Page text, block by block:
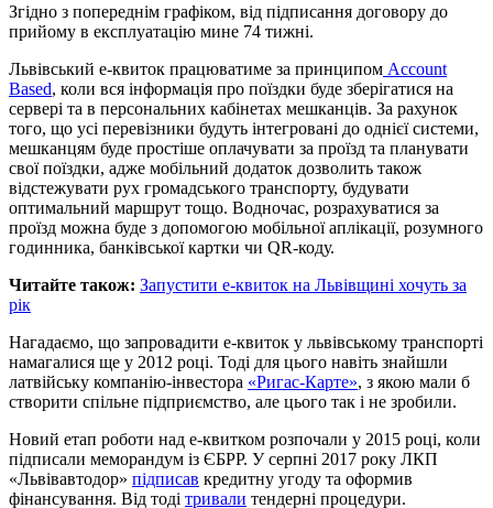
Згідно з попереднім графіком, від підписання договору до
прийому в експлуатацію мине 74 тижні.
Львівський е-квиток працюватиме за принципом Account
Based, коли вся інформація про поїздки буде зберігатися на
сервері та в персональних кабінетах мешканців. За рахунок
того, що усі перевізники будуть інтегровані до однієї системи,
мешканцям буде простіше оплачувати за проїзд та планувати
свої поїздки, адже мобільний додаток дозволить також
відстежувати рух громадського транспорту, будувати
оптимальний маршрут тощо. Водночас, розрахуватися за
проїзд можна буде з допомогою мобільної аплікації, розумного
годинника, банківської картки чи QR-коду.
Читайте також: Запустити е-квиток на Львівщині хочуть за
рік
Нагадаємо, що запровадити е-квиток у львівському транспорті
намагалися ще у 2012 році. Тоді для цього навіть знайшли
латвійську компанію-інвестора «Ригас-Карте», з якою мали б
створити спільне підприємство, але цього так і не зробили.
Новий етап роботи над е-квитком розпочали у 2015 році, коли
підписали меморандум із ЄБРР. У серпні 2017 року ЛКП
«Львівавтодор» підписав кредитну угоду та оформив
фінансування. Від тоді тривали тендерні процедури.